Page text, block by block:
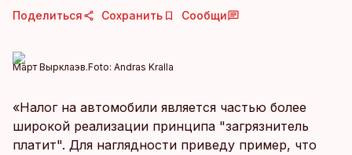
Поделиться Сохранить Сообщи
Март Вырклаэв.Foto: Andras Kralla
«Налог на автомобили является частью более
широкой реализации принципа "загрязнитель
платит". Для наглядности приведу пример, что